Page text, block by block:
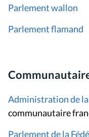
Parlement wallon
Parlement flamand
Administration de
communautaire
Parlement de la